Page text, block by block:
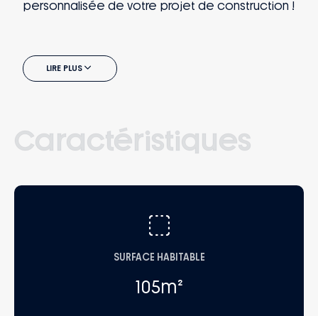
personnalisée de votre projet de construction !
LIRE PLUS
Caractéristiques
SURFACE HABITABLE
105m²